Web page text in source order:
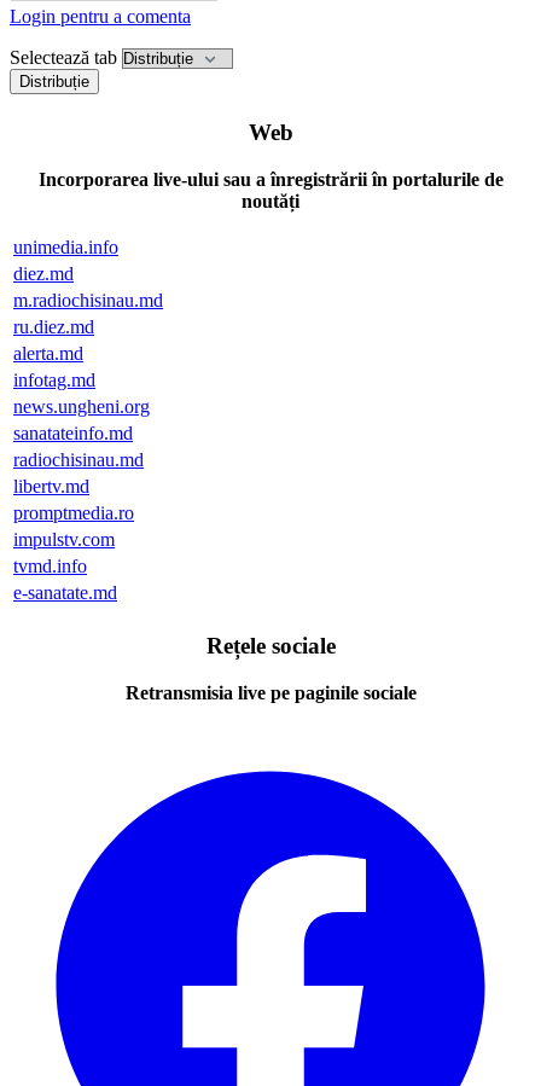
Login pentru a comenta
Selectează tab
Distribuție
Web
Incorporarea live-ului sau a înregistrării în portalurile de
noutăți
unimedia.info
diez.md
m.radiochisinau.md
ru.diez.md
alerta.md
infotag.md
news.ungheni.org
sanatateinfo.md
radiochisinau.md
libertv.md
promptmedia.ro
impulstv.com
tvmd.info
e-sanatate.md
Rețele sociale
Retransmisia live pe paginile sociale